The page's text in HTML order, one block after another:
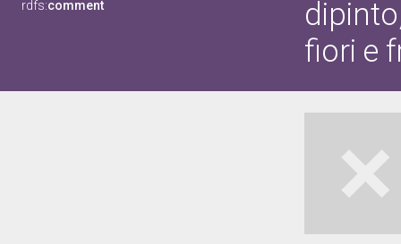
rdfs:comment
fiori e